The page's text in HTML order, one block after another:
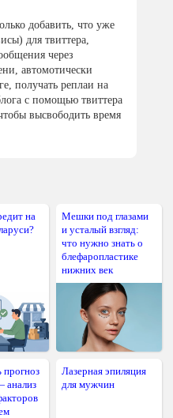
добавить, что уже
для твиттера,
через
автомотически
получать реплаи на
с помощью твиттера
высвободить время
на
Мешки под глазами
и усталый взгляд:
что нужно знать о
блефаропластике
нижних век
прогноз
анализ
Лазерная эпиляция
для мужчин